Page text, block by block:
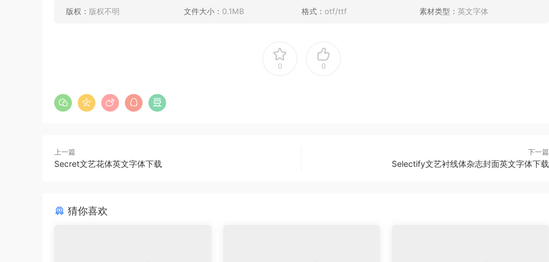
版权： 版权不明 文件大小： 0.1MB 格式： otf/ttf 素材类型： 英文字体
0 0
上一篇
Secret文艺花体英文字体下载
下一篇
Selectify文艺衬线体杂志封面英文字体下载
猜你喜欢